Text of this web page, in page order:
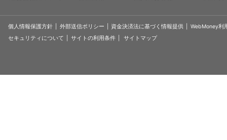
個人情報保護方針 外部送信ポリシー 資金決済法に基づく情報提供
WebMoney利
セキュリティについて
サイトの利用条件 サイトマップ